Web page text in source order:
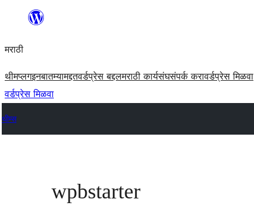
सामुग्रीवर
मराठी
थीमप्लगइनबातम्यामद्दतवर्डप्रेस बद्दलमराठी कार्यसंघसंपर्क करावर्डप्रेस मिळवा
वर्डप्रेस मिळवा
थीम्स
wpbstarter